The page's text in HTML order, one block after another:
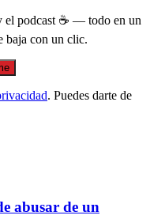
el podcast ☕ — todo en un
baja con un clic.
. Puedes darte de
abusar de un